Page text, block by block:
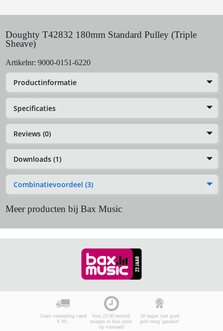
Doughty T42832 180mm Standard Pulley (Triple
Sheave)
Artikelnr: 9000-0151-6220
Productinformatie
Specificaties
Reviews (0)
Downloads (1)
Combinatievoordeel (3)
Meer producten bij Bax Music
Gratis verzending vanaf
€ 99,-
Voor 23:00 besteld,
morgen in huis (mits
op voorraad)
30 dagen 'niet goed
geld terug' garantie!